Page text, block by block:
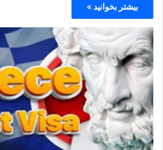
بیشتر بخوانید »